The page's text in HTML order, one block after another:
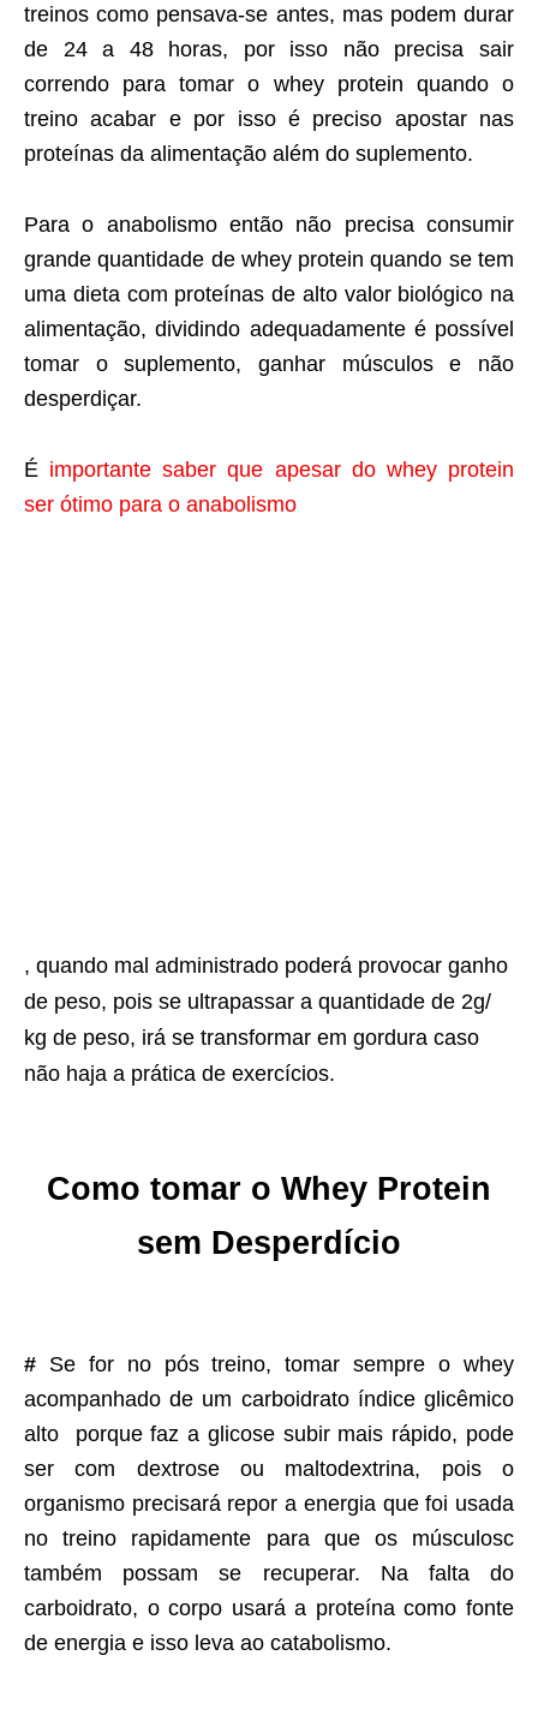
treinos como pensava-se antes, mas podem durar
de 24 a 48 horas, por isso não precisa sair
correndo para tomar o whey protein quando o
treino acabar e por isso é preciso apostar nas
proteínas da alimentação além do suplemento.
Para o anabolismo então não precisa consumir
grande quantidade de whey protein quando se tem
uma dieta com proteínas de alto valor biológico na
alimentação, dividindo adequadamente é possível
tomar o suplemento, ganhar músculos e não
desperdiçar.
É importante saber que apesar do whey protein
ser ótimo para o anabolismo
, quando mal administrado poderá provocar ganho
de peso, pois se ultrapassar a quantidade de 2g/
kg de peso, irá se transformar em gordura caso
não haja a prática de exercícios.
Como tomar o Whey Protein
sem Desperdício
# Se for no pós treino, tomar sempre o whey
acompanhado de um carboidrato índice glicêmico
alto porque faz a glicose subir mais rápido, pode
ser com dextrose ou maltodextrina, pois o
organismo precisará repor a energia que foi usada
no treino rapidamente para que os músculosc
também possam se recuperar. Na falta do
carboidrato, o corpo usará a proteína como fonte
de energia e isso leva ao catabolismo.